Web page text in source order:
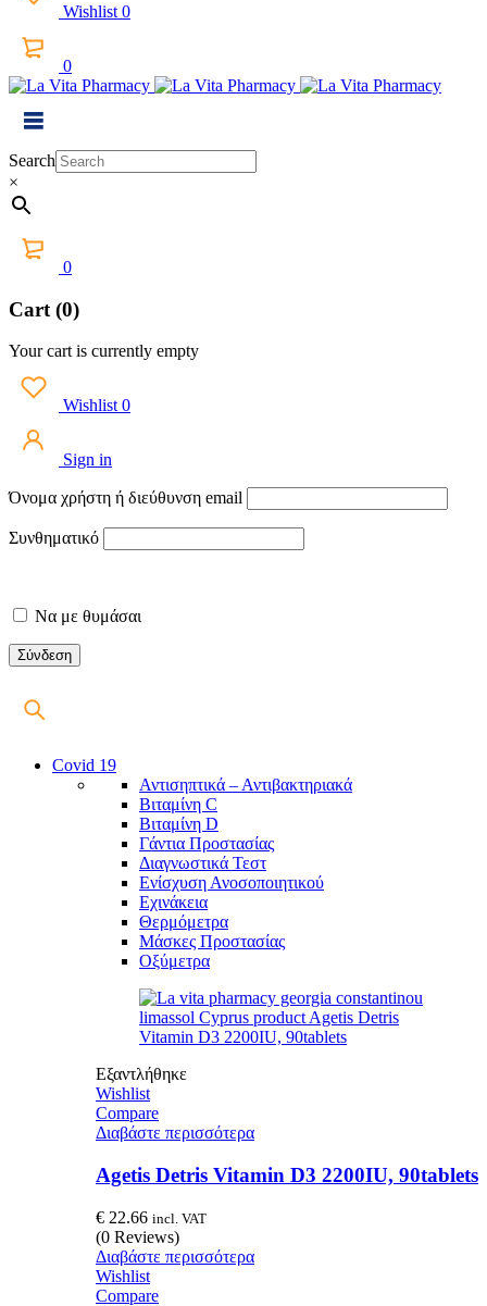
Wishlist 0
0
Search
×
0
Cart (0)
Your cart is currently empty
Wishlist 0
Sign in
Όνομα χρήστη ή διεύθυνση email
Συνθηματικό
Να με θυμάσαι
Covid 19
Αντισηπτικά – Αντιβακτηριακά
Βιταμίνη C
Βιταμίνη D
Γάντια Προστασίας
Διαγνωστικά Τεστ
Ενίσχυση Ανοσοποιητικού
Εχινάκεια
Θερμόμετρα
Μάσκες Προστασίας
Οξύμετρα
Εξαντλήθηκε
Wishlist
Compare
Διαβάστε περισσότερα
Agetis Detris Vitamin D3 2200IU, 90tablets
€ 22.66 incl. VAT
(0 Reviews)
Διαβάστε περισσότερα
Wishlist
Compare